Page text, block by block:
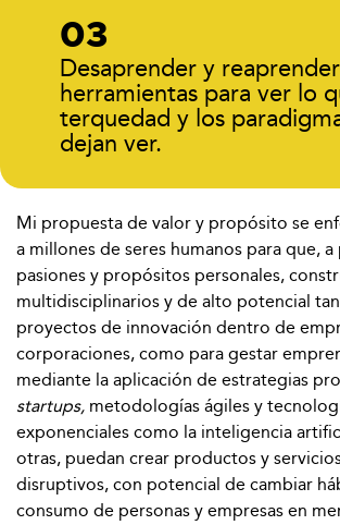
Desaprender y
herramientas para ver lo
terquedad y los
dejan ver.
Mi propuesta de valor y propósito se
a millones de seres humanos para que,
pasiones y propósitos personales,
multidisciplinarios y de alto potencial
proyectos de innovación dentro de
corporaciones, como para gestar
mediante la aplicación de estrategias
startups, metodologías ágiles y
exponenciales como la inteligencia
otras, puedan crear productos y
disruptivos, con potencial de cambiar
consumo de personas y empresas en